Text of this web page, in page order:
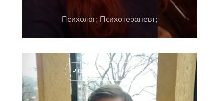
Психолог; Психотерапевт;
РОССИЯ, МОСКВА